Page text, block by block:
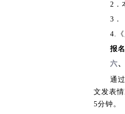
2．
3．
4.
报
六
通
文发表
5分钟。